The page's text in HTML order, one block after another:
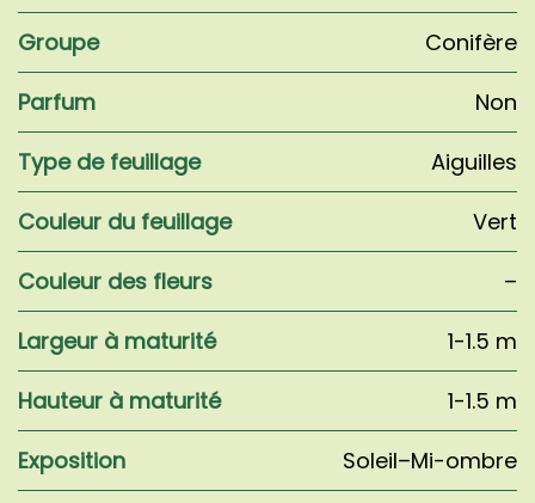
Groupe
Conifère
Parfum
Non
Type de feuillage
Aiguilles
Couleur du feuillage
Vert
Couleur des fleurs
–
Largeur à maturité
1-1.5 m
Hauteur à maturité
1-1.5 m
Exposition
Soleil–Mi-ombre